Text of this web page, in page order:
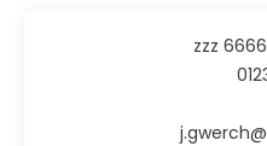
zzz